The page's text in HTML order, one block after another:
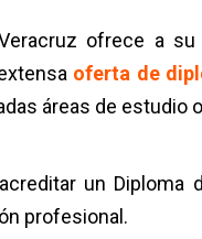
ofrece a
oferta de
áreas de
un Diploma
profesional.